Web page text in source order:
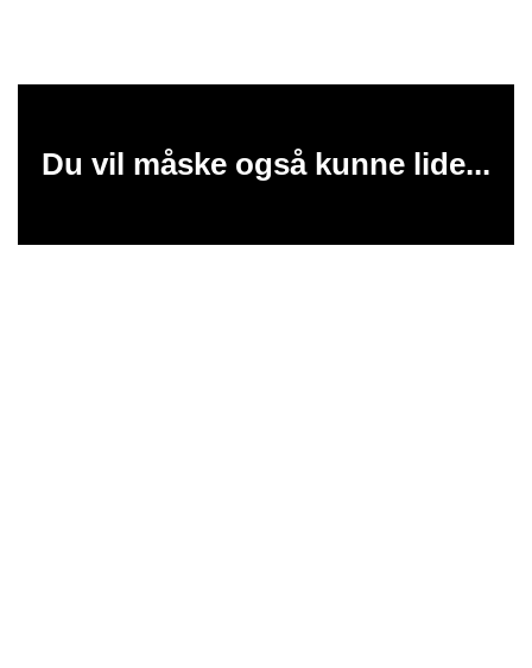
Du vil måske også kunne lide...